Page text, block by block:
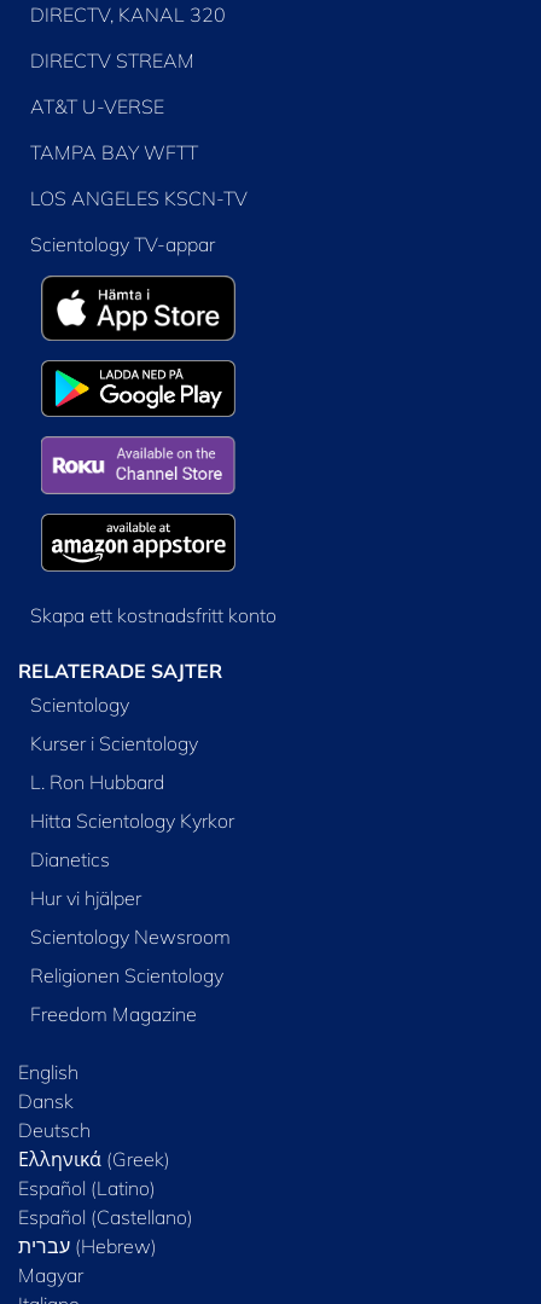
DIRECTV, KANAL 320
DIRECTV STREAM
AT&T U-VERSE
TAMPA BAY WFTT
LOS ANGELES KSCN-TV
Scientology TV-appar
Skapa ett kostnadsfritt konto
RELATERADE SAJTER
Scientology
Kurser i Scientology
L. Ron Hubbard
Hitta Scientology Kyrkor
Dianetics
Hur vi hjälper
Scientology Newsroom
Religionen Scientology
Freedom Magazine
English
Dansk
Deutsch
Ελληνικά (Greek)
Español (Latino)
Español (Castellano)
Magyar